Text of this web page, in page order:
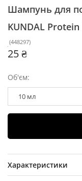
Шампунь для
KUNDAL
(448297)
25 ₴
Об'єм:
10 мл
Характеристики